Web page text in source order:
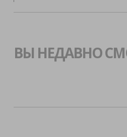
ВЫ НЕДАВНО